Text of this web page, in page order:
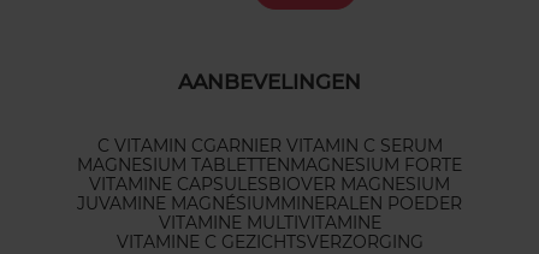
AANBEVELINGEN
C VITAMIN CGARNIER VITAMIN C SERUM
MAGNESIUM TABLETTENMAGNESIUM FORTE
VITAMINE CAPSULESBIOVER MAGNESIUM
JUVAMINE MAGNÉSIUMMINERALEN POEDER
VITAMINE MULTIVITAMINE
VITAMINE C GEZICHTSVERZORGING